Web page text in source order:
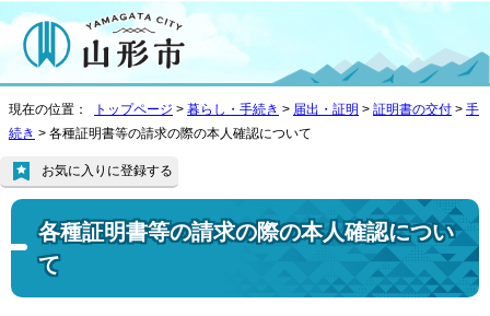
現在の位置： トップページ > 暮らし・手続き > 届出・証明 > 証明書の交付 > 手
続き > 各種証明書等の請求の際の本人確認について
各種証明書等の請求の際の本人確認につい
て
お気に入りに登録する